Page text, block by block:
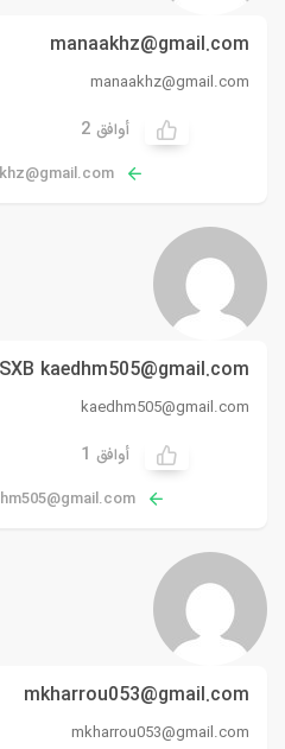
manaakhz@gmail.com
manaakhz@gmail.com
أوافق 2
SXB kaedhm505@gmail.com
kaedhm505@gmail.com
أوافق 1
mkharrou053@gmail.com
mkharrou053@gmail.com